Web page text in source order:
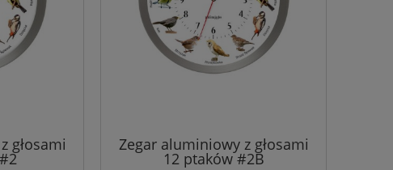
głosami Zegar aluminiowy z głosami
12 ptaków #2B